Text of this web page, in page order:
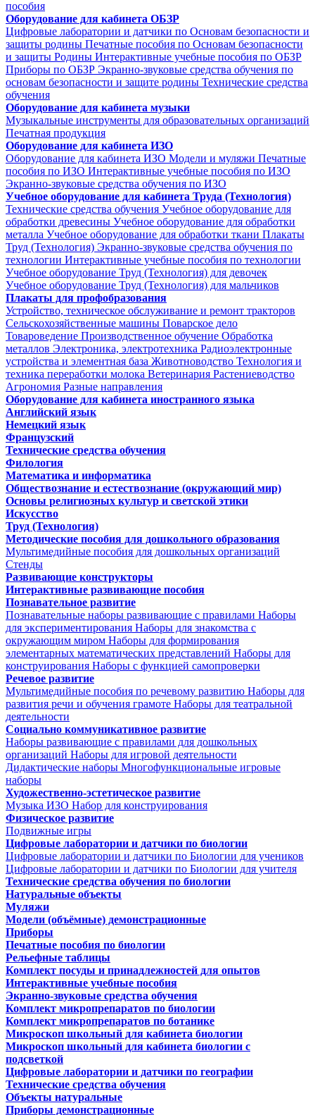
пособия
Оборудование для кабинета ОБЗР
Цифровые лаборатории и датчики по Основам безопасности и
защиты родины Печатные пособия по Основам безопасности
и защиты Родины Интерактивные учебные пособия по ОБЗР
Приборы по ОБЗР Экранно-звуковые средства обучения по
основам безопасности и защите родины Технические средства
обучения
Оборудование для кабинета музыки
Музыкальные инструменты для образовательных организаций
Печатная продукция
Оборудование для кабинета ИЗО
Оборудование для кабинета ИЗО Модели и муляжи Печатные
пособия по ИЗО Интерактивные учебные пособия по ИЗО
Экранно-звуковые средства обучения по ИЗО
Учебное оборудование для кабинета Труда (Технология)
Технические средства обучения Учебное оборудование для
обработки древесины Учебное оборудование для обработки
металла Учебное оборудование для обработки ткани Плакаты
Труд (Технология) Экранно-звуковые средства обучения по
технологии Интерактивные учебные пособия по технологии
Учебное оборудование Труд (Технология) для девочек
Учебное оборудование Труд (Технология) для мальчиков
Плакаты для профобразования
Устройство, техническое обслуживание и ремонт тракторов
Сельскохозяйственные машины Поварское дело
Товароведение Производственное обучение Обработка
металлов Электроника, электротехника Радиоэлектронные
устройства и элементная база Животноводство Технология и
техника переработки молока Ветеринария Растениеводство
Агрономия Разные направления
Оборудование для кабинета иностранного языка
Английский язык
Немецкий язык
Французский
Технические средства обучения
Филология
Математика и информатика
Обществознание и естествознание (окружающий мир)
Основы религиозных культур и светской этики
Искусство
Труд (Технология)
Методические пособия для дошкольного образования
Мультимедийные пособия для дошкольных организаций
Стенды
Развивающие конструкторы
Интерактивные развивающие пособия
Познавательное развитие
Познавательные наборы развивающие с правилами Наборы
для экспериментирования Наборы для знакомства с
окружающим миром Наборы для формирования
элементарных математических представлений Наборы для
конструирования Наборы с функцией самопроверки
Речевое развитие
Мультимедийные пособия по речевому развитию Наборы для
развития речи и обучения грамоте Наборы для театральной
деятельности
Социально коммуникативное развитие
Наборы развивающие с правилами для дошкольных
организаций Наборы для игровой деятельности
Дидактические наборы Многофункциональные игровые
наборы
Художественно-эстетическое развитие
Музыка ИЗО Набор для конструирования
Физическое развитие
Подвижные игры
Цифровые лаборатории и датчики по биологии
Цифровые лаборатории и датчики по Биологии для учеников
Цифровые лаборатории и датчики по Биологии для учителя
Технические средства обучения по биологии
Натуральные объекты
Муляжи
Модели (объёмные) демонстрационные
Приборы
Печатные пособия по биологии
Рельефные таблицы
Комплект посуды и принадлежностей для опытов
Интерактивные учебные пособия
Экранно-звуковые средства обучения
Комплект микропрепаратов по биологии
Комплект микропрепаратов по ботанике
Микроскоп школьный для кабинета биологии
Микроскоп школьный для кабинета биологии с
подсветкой
Цифровые лаборатории и датчики по географии
Технические средства обучения
Объекты натуральные
Приборы демонстрационные